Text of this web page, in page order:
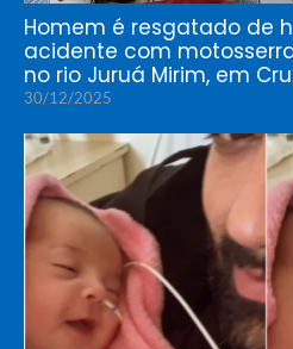
Homem é resgatado de
acidente com
no rio Juruá Mirim, em
30/12/2025